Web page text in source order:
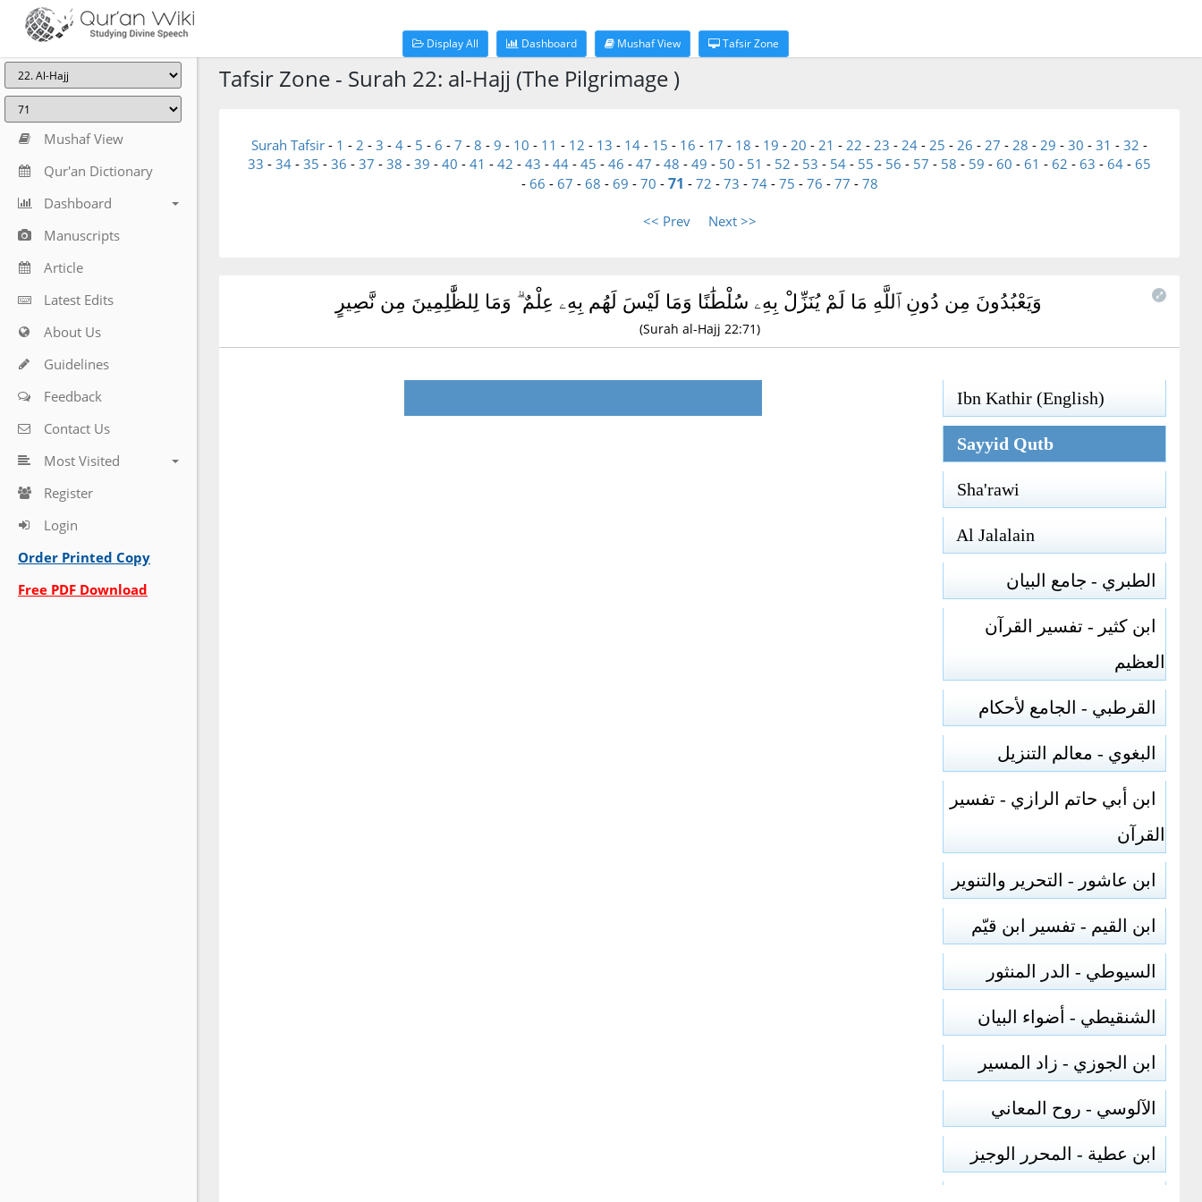
Display All Dashboard Mushaf View Tafsir Zone
Mushaf View
Qur'an Dictionary
Dashboard
Manuscripts
Article
Latest Edits
About Us
Guidelines
Feedback
Contact Us
Most Visited
Register
Login
Order Printed Copy
Free PDF Download
Tafsir Zone - Surah 22: al-Hajj (The Pilgrimage )
Surah Tafsir - 1 - 2 - 3 - 4 - 5 - 6 - 7 - 8 - 9 - 10 - 11 - 12 - 13 - 14 - 15 - 16 - 17 - 18 - 19 - 20 - 21 - 22 - 23 - 24 - 25 - 26 - 27 - 28 - 29 - 30 - 31 - 32 -
33 - 34 - 35 - 36 - 37 - 38 - 39 - 40 - 41 - 42 - 43 - 44 - 45 - 46 - 47 - 48 - 49 - 50 - 51 - 52 - 53 - 54 - 55 - 56 - 57 - 58 - 59 - 60 - 61 - 62 - 63 - 64 - 65
- 66 - 67 - 68 - 69 - 70 - 71 - 72 - 73 - 74- 75 - 76 - 77 - 78
<< Prev Next >>
وَيَعْبُدُونَ مِن دُونِ ٱللَّهِ مَا لَمْ يُنَزِّلْ بِهِۦ سُلْطَٰنًا وَمَا لَيْسَ لَهُم بِهِۦ عِلْمٌ ۗ وَمَا لِلظَّٰلِمِينَ مِن نَّصِيرٍ
(Surah al-Hajj 22:71)
Ibn Kathir (English)
Sayyid Qutb
Sha'rawi
Al Jalalain
الطبري - جامع البيان
ابن كثير - تفسير القرآن
العظيم
القرطبي - الجامع لأحكام
البغوي - معالم التنزيل
ابن أبي حاتم الرازي - تفسير
القرآن
ابن عاشور - التحرير والتنوير
ابن القيم - تفسير ابن قيّم
السيوطي - الدر المنثور
الشنقيطي - أضواء البيان
ابن الجوزي - زاد المسير
الآلوسي - روح المعاني
ابن عطية - المحرر الوجيز